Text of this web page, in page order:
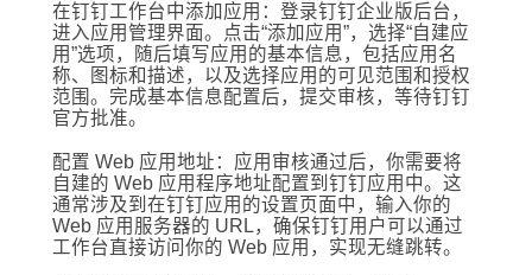
在钉钉工作台中添加应用：登录钉钉企业版后台，
进入应用管理界面。点击“添加应用”，选择“自建应
用”选项，随后填写应用的基本信息，包括应用名
称、图标和描述，以及选择应用的可见范围和授权
范围。完成基本信息配置后，提交审核，等待钉钉
官方批准。
配置 Web 应用地址：应用审核通过后，你需要将
自建的 Web 应用程序地址配置到钉钉应用中。这
通常涉及到在钉钉应用的设置页面中，输入你的
Web 应用服务器的 URL，确保钉钉用户可以通过
工作台直接访问你的 Web 应用，实现无缝跳转。